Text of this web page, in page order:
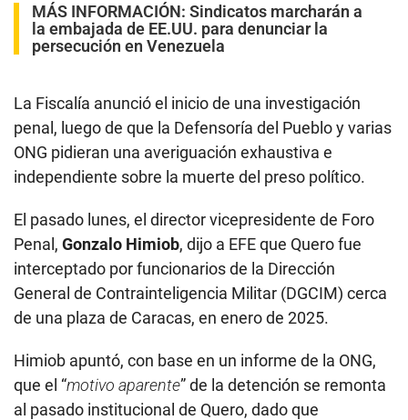
MÁS INFORMACIÓN: Sindicatos marcharán a
la embajada de EE.UU. para denunciar la
persecución en Venezuela
La Fiscalía anunció el inicio de una investigación
penal, luego de que la Defensoría del Pueblo y varias
ONG pidieran una averiguación exhaustiva e
independiente sobre la muerte del preso político.
El pasado lunes, el director vicepresidente de Foro
Penal, Gonzalo Himiob, dijo a EFE que Quero fue
interceptado por funcionarios de la Dirección
General de Contrainteligencia Militar (DGCIM) cerca
de una plaza de Caracas, en enero de 2025.
Himiob apuntó, con base en un informe de la ONG,
que el “motivo aparente” de la detención se remonta
al pasado institucional de Quero, dado que